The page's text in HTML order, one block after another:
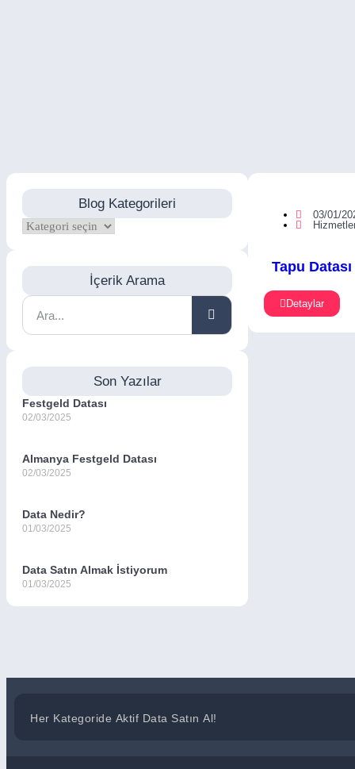
Blog Kategorileri
İçerik Arama
Son Yazılar
Festgeld Datası
02/03/2025
Almanya Festgeld Datası
02/03/2025
Data Nedir?
01/03/2025
Data Satın Almak İstiyorum
01/03/2025
03/01/
Tapu Datası
Detaylar
Her Kategoride Aktif Data Satın Al!